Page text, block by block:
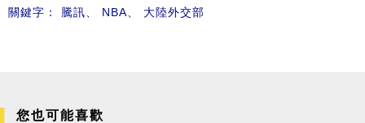
關鍵字： 騰訊 NBA 大陸外交部
您也可能喜歡